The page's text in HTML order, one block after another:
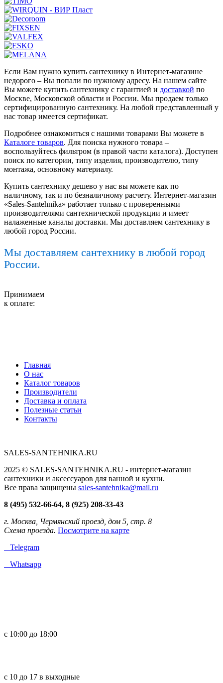
Если Вам нужно купить сантехнику в Интернет-магазине
недорого – Вы попали по нужному адресу. На нашем сайте
Вы можете купить сантехнику с гарантией и доставкой по
Москве, Московской области и России. Мы продаем только
сертифицированную сантехнику. На любой представленный у
нас товар имеется сертификат.
Подробнее ознакомиться с нашими товарами Вы можете в
Каталоге товаров. Для поиска нужного товара –
воспользуйтесь фильтром (в правой части каталога). Доступен
поиск по категории, типу изделия, производителю, типу
монтажа, основному материалу.
Купить сантехнику дешево у нас вы можете как по
наличному, так и по безналичному расчету. Интернет-магазин
«Sales-Santehnika» работает только с проверенными
производителями сантехнической продукции и имеет
налаженные каналы доставки. Мы доставляем сантехнику в
любой город России.
Мы доставляем сантехнику в любой город
России.
Принимаем
к оплате:
Главная
О нас
Каталог товаров
Производители
Доставка и оплата
Полезные статьи
Контакты
SALES-SANTEHNIKA.RU
2025 © SALES-SANTEHNIKA.RU - интернет-магазин
сантехники и аксессуаров для ванной и кухни.
Все права защищены sales-santehnika@mail.ru
8 (495) 532-66-64, 8 (925) 208-33-43
г. Москва, Чермянский проезд, дом 5, стр. 8
Схема проезда. Посмотрите на карте
Telegram
Whatsapp
с 10:00 до 18:00
с 10 до 17 в выходные